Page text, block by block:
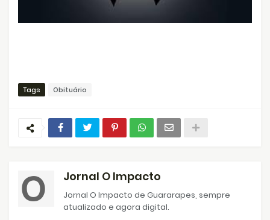
Tags Obituário
Jornal O Impacto
Jornal O Impacto de Guararapes, sempre
atualizado e agora digital.